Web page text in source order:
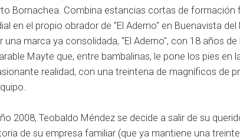
Bornachea. Combina estancias cortas de formación
en el propio obrador de "El Aderno" en Buenavista del
marca ya consolidada, "El Aderno", con 18 años de
Mayte que, entre bambalinas, le pone los pies en
realidad, con una treintena de magníficos de
2008, Teobaldo Méndez se decide a salir de su
de su empresa familiar (que ya mantiene una